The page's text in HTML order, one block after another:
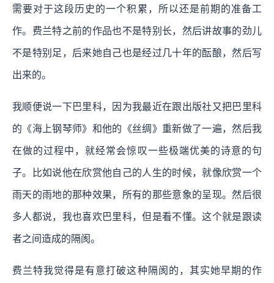
需要对于这段历史的一个积累，所以还是前期的准备工
作。费兰特之前的作品也不是特别长，然后讲故事的劲儿
不是特别足，后来她自己也是经过几十年的酝酿，然后写
出来的。
我顺便说一下巴里科，因为我最近在跟出版社又把巴里科
的《海上钢琴师》和他的《丝绸》重新做了一遍，然后我
在做的过程中，就经常会惊叹一些极端优美的诗意的句
子。比如说他在欣赏他自己的人生的时候，就像欣赏一个
雨天的雨地的那种效果，所有的那些意象的呈现。然后很
多人都说，我也喜欢巴里科，但是看不懂。这个就是跟读
者之间造成的隔阂。
费兰特我觉得是有意打破这种隔阂的，其实她早期的作